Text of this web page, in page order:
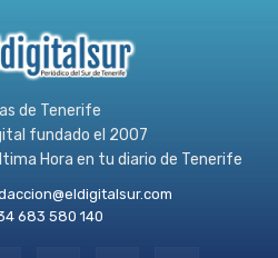
de Tenerife
fundado el 2007
Hora en tu diario de Tenerife
683 580 140